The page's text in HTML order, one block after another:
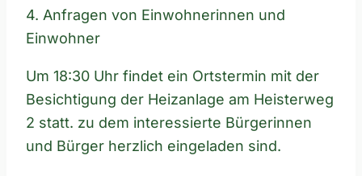
4. Anfragen von Einwohnerinnen und
Einwohner
Um 18:30 Uhr findet ein Ortstermin mit der
Besichtigung der Heizanlage am Heisterweg
2 statt. zu dem interessierte Bürgerinnen
und Bürger herzlich eingeladen sind.